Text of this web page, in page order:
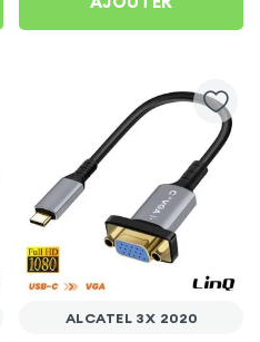
ALCATEL 3X 2020